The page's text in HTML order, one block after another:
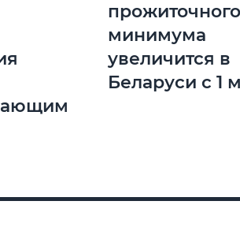
прожиточного
минимума
увеличится в
Беларуси с 1